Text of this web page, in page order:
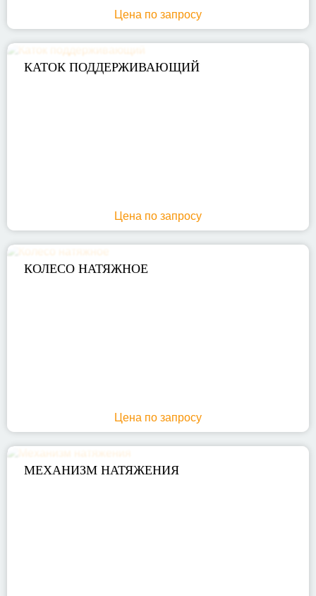
Цена по запросу
КАТОК ПОДДЕРЖИВАЮЩИЙ
Цена по запросу
КОЛЕСО НАТЯЖНОЕ
Цена по запросу
МЕХАНИЗМ НАТЯЖЕНИЯ